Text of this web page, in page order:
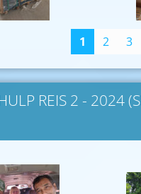
1 2 3
REIS 2 - 2024